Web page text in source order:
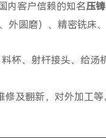
内客户信赖的知名压
外圆磨）、精密铣床
杯、射杆接头、给汤
修及翻新，对外加工等